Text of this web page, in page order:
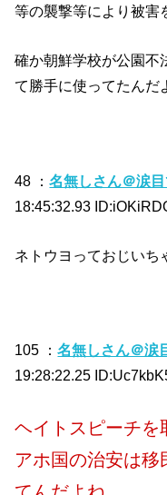
等の襲撃等により被害
確か朝鮮学校が公園不
て勝手に使ってたんだ
48 ：名無しさん＠涙目
18:45:32.93
ネトウヨっておじいち
105 ：名無しさん＠涙
19:28:22.25
ヘイトスピーチを
アホ国の治安は移